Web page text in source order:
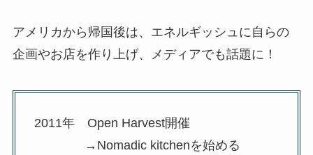
アメリカから帰国後は、エネルギッシュに自らの
企画やお店を作り上げ、メディアでも話題に！
2011年 Open Harvest開催
→Nomadic kitchenを始める